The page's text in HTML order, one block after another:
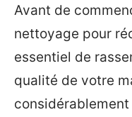
Avant de
nettoyage pour
essentiel de
qualité de votre